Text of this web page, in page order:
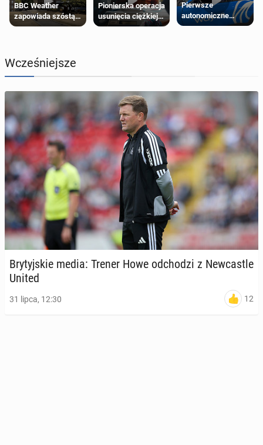
BBC Weather
zapowiada szóstą
falę upałów w
Pionierska operacja
usunięcia ciężkiej
wady wrodzonej
Pierwsze
autonomiczne
Ubery pojawią się
Wcześniejsze
Bry­tyj­skie media: Trener Howe od­cho­dzi z New­ca­stle
United
31 lipca, 12:30 12